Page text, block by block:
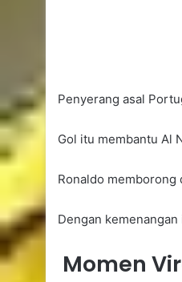
Penyerang asal
Gol itu membantu Al
Ronaldo memborong
Dengan
Momen